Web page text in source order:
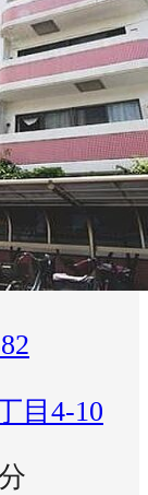
目4-10